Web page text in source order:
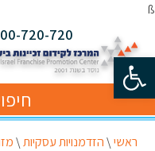
פתח סרגל נגישות
ß
720-720
ראשי\הזדמנויות עסקיות\